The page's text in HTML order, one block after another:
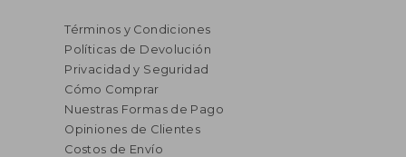
Términos y Condiciones
Políticas de Devolución
Privacidad y Seguridad
Cómo Comprar
Nuestras Formas de Pago
Opiniones de Clientes
Costos de Envío